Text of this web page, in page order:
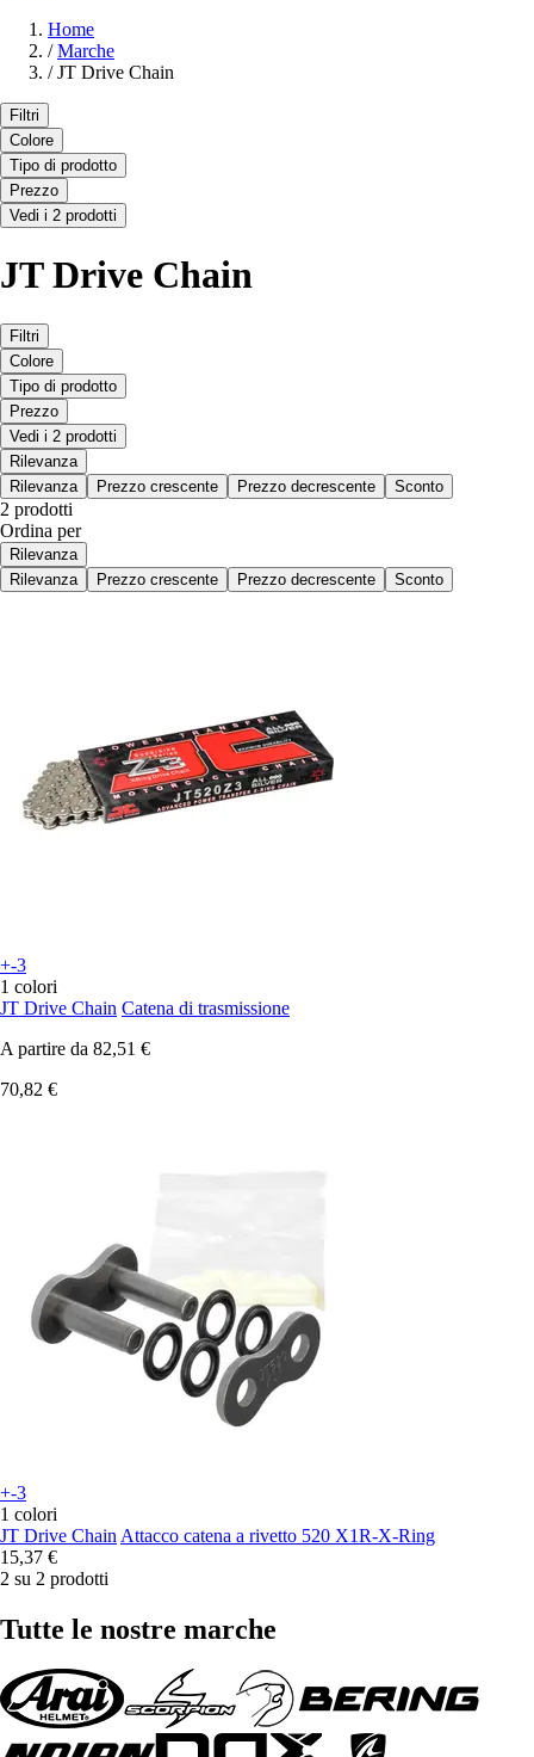
Home
/ Marche
/ JT Drive Chain
Filtri
Colore
Tipo di prodotto
Prezzo
Vedi i 2 prodotti
JT Drive Chain
Filtri
Colore
Tipo di prodotto
Prezzo
Vedi i 2 prodotti
Rilevanza
Rilevanza
Prezzo crescente Prezzo decrescente Sconto
2 prodotti
Ordina per
Rilevanza
Rilevanza
Prezzo crescente Prezzo decrescente Sconto
+-3
1 colori
JT Drive Chain Catena di trasmissione
A partire da 82,51 €
70,82 €
+-3
1 colori
JT Drive Chain Attacco catena a rivetto 520 X1R-X-Ring
15,37 €
2 su 2 prodotti
Tutte le nostre marche